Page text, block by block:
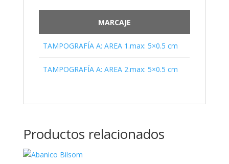
MARCAJE
TAMPOGRAFÍA A: AREA 1.max: 5×0.5 cm
TAMPOGRAFÍA A: AREA 2.max: 5×0.5 cm
Productos relacionados